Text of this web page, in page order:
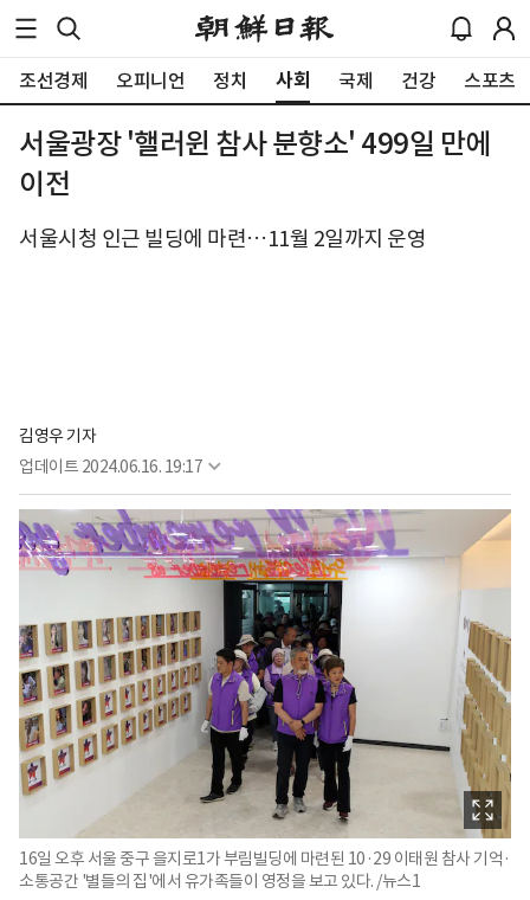
조선경제 오피니언 정치 사회 국제 건강 스포츠
서울광장 '핼러윈 참사 분향소' 499일 만에
이전
서울시청 인근 빌딩에 마련…11월 2일까지 운영
김영우 기자
업데이트 2024.06.16. 19:17
16일 오후 서울 중구 을지로1가 부림빌딩에 마련된 10·29 이태원 참사 기억·
소통공간 '별들의 집'에서 유가족들이 영정을 보고 있다. /뉴스1